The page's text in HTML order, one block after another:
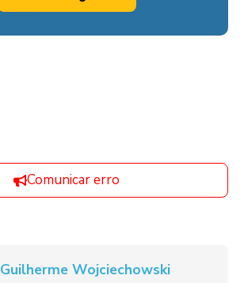
Comunicar erro
Guilherme Wojciechowski